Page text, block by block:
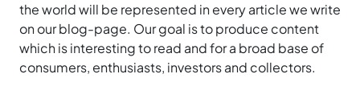
the world will be represented in every article we write
on our blog-page. Our goal is to produce content
which is interesting to read and for a broad base of
consumers, enthusiasts, investors and collectors.